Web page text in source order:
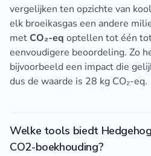
vergelijken ten opzichte van
elk broeikasgas een andere
met CO₂-eq optellen tot één
eenvoudigere beoordeling. Zo
bijvoorbeeld een impact die
dus de waarde is 28 kg CO₂-eq.
Welke tools biedt
CO2-boekhouding?